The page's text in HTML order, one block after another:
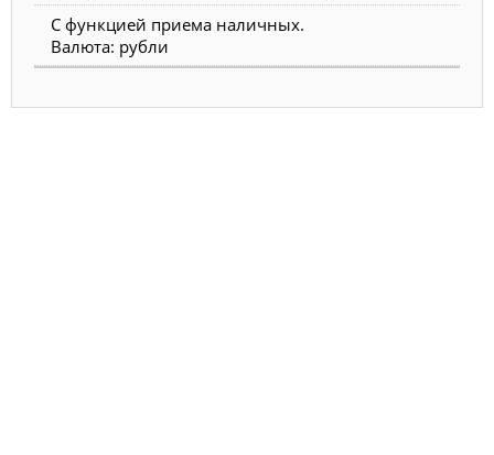
С функцией приема наличных.
Валюта: рубли